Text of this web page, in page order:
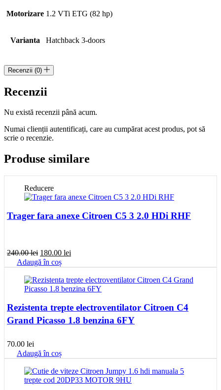
Motorizare 1.2 VTi ETG (82 hp)
Varianta Hatchback 3-doors
Recenzii (0)
Recenzii
Nu există recenzii până acum.
Numai clienții autentificați, care au cumpărat acest produs, pot să
scrie o recenzie.
Produse similare
Reducere
Trager fara anexe Citroen C5 3 2.0 HDi RHF
240.00lei Prețul
inițial
a
fost:
240.00 lei.
180.00 lei
este:
180.00 lei.
Adaugă în coș
Rezistenta trepte electroventilator Citroen C4
Grand Picasso 1.8 benzina 6FY
70.00 lei
Adaugă în coș